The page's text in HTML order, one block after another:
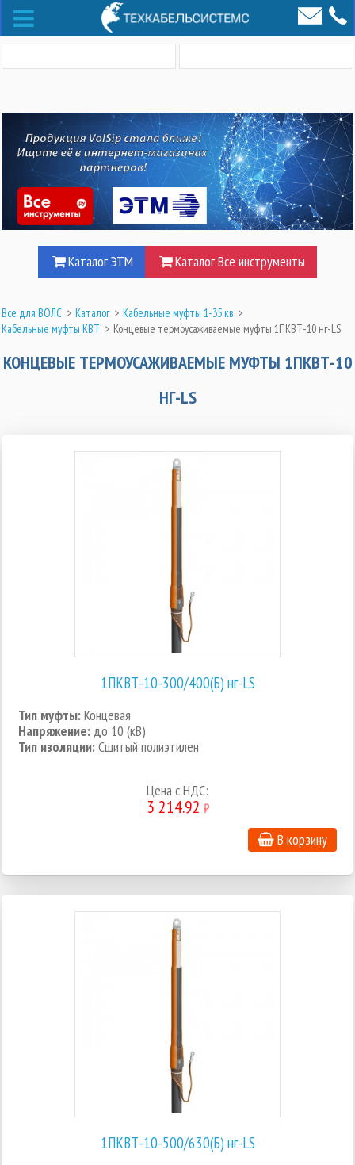
Каталог ЭТМ Каталог Все инструменты
Все для ВОЛС > Каталог > Кабельные муфты 1-35 кв >
Кабельные муфты КВТ > Концевые термоусаживаемые муфты 1ПКВТ-10 нг-LS
КОНЦЕВЫЕ ТЕРМОУСАЖИВАЕМЫЕ МУФТЫ 1ПКВТ-10
НГ-LS
1ПКВТ-10-300/400(Б) нг-LS
Тип муфты:Концевая
Напряжение: до 10 (кВ)
Тип изоляции:Сшитый полиэтилен
Цена c НДС:
3 214.92 ₽
В корзину
1ПКВТ-10-500/630(Б) нг-LS